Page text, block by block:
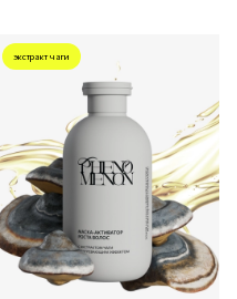
экстракт чаги